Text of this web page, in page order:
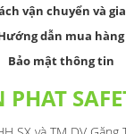
vận chuyển và
dẫn mua hàng
Bảo mật thông tin
PHAT